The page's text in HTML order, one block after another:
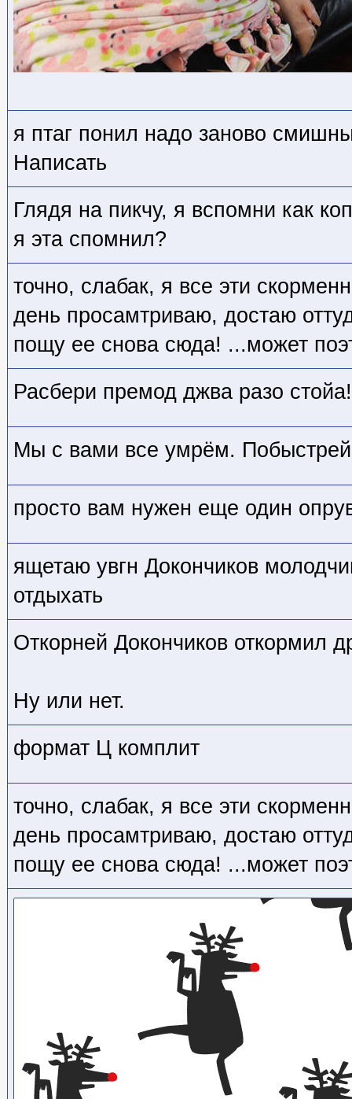
я птаг понил надо заново
Написать
Глядя на пикчу, я вспомни как
я эта спомнил?
точно, слабак, я все эти
день просамтриваю, достаю
пощу ее снова сюда! ...может
Расбери премод джва разо стойа!
Мы с вами все умрём.
просто вам нужен еще один
ящетаю увгн Докончиков
отдыхать
Откорней Докончиков откормил
Ну или нет.
формат Ц комплит
точно, слабак, я все эти
день просамтриваю, достаю
пощу ее снова сюда! ...может